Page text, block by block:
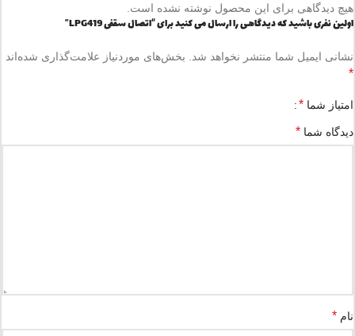
هیچ دیدگاهی برای این محصول نوشته نشده است.
اولین نفری باشید که دیدگاهی را ارسال می کنید برای “اتصال سقفی LPG419”
نشانی ایمیل شما منتشر نخواهد شد. بخش‌های موردنیاز علامت‌گذاری شده‌اند
*
امتیاز شما *
دیدگاه شما *
نام *